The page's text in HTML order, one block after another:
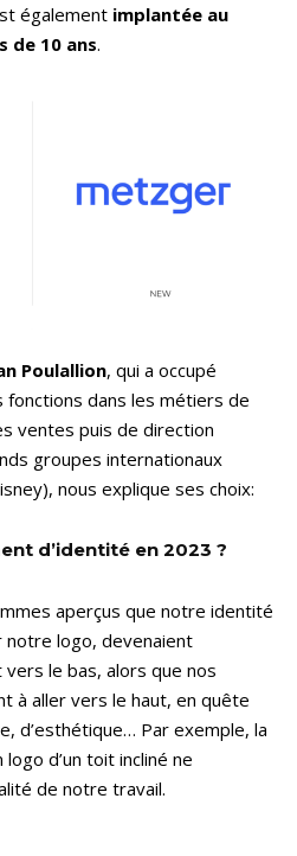
également implantée au
de 10 ans.
Poulallion, qui a occupé
fonctions dans les métiers de
ventes puis de direction
groupes internationaux
nous explique ses choix:
d’identité en 2023 ?
aperçus que notre identité
notre logo, devenaient
le bas, alors que nos
à aller vers le haut, en quête
d’esthétique… Par exemple, la
d’un toit incliné ne
de notre travail.